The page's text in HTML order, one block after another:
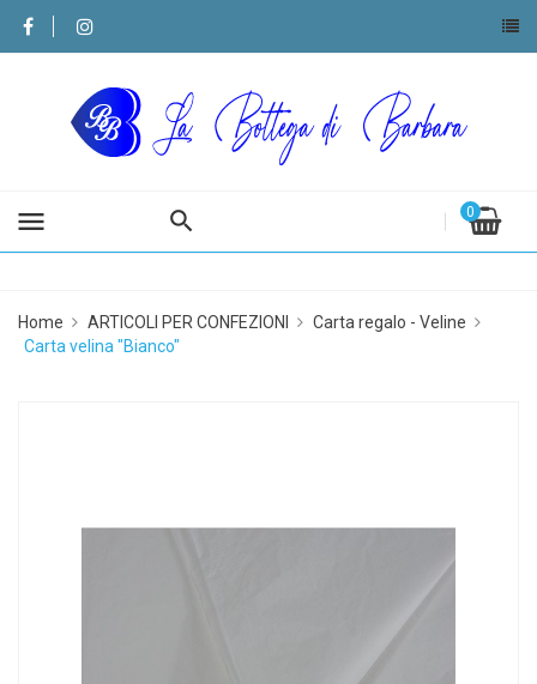
menu 0
Home ARTICOLI PER CONFEZIONI
Carta regalo - Veline
Carta velina "Bianco"